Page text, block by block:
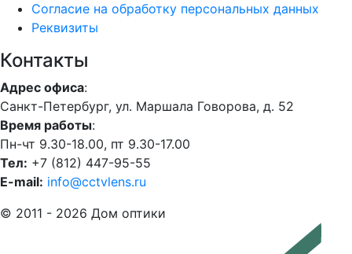
Согласие на обработку персональных данных
Реквизиты
Контакты
Адрес офиса:
Санкт-Петербург, ул. Маршала Говорова, д. 52
Время работы:
Пн-чт 9.30-18.00, пт 9.30-17.00
Тел: +7 (812) 447-95-55
E-mail: info@cctvlens.ru
© 2011 - 2026 Дом оптики